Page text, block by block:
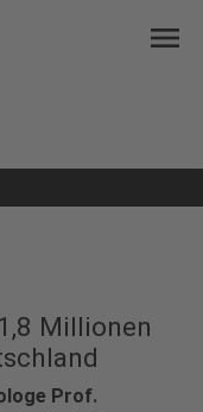
menu
Millionen
Prof.